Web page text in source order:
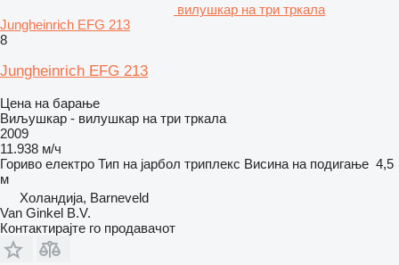
вилушкар на три тркала
Jungheinrich EFG 213
8
Jungheinrich EFG 213
Цена на барање
Виљушкар - вилушкар на три тркала
2009
11.938 м/ч
Гориво електро Тип на јарбол триплекс Висина на подигање 4,5
м
Холандија, Barneveld
Van Ginkel B.V.
Контактирајте го продавачот